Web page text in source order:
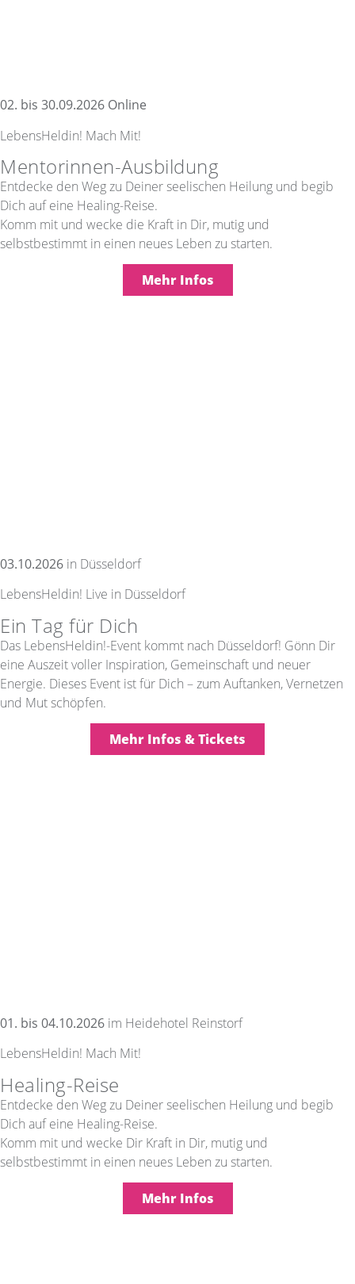
02. bis 30.09.2026 Online
LebensHeldin! Mach Mit!
Mentorinnen-Ausbildung
Entdecke den Weg zu Deiner seelischen Heilung und begib
Dich auf eine Healing-Reise.
Komm mit und wecke die Kraft in Dir, mutig und
selbstbestimmt in einen neues Leben zu starten.
Mehr Infos
03.10.2026 in Düsseldorf
LebensHeldin! Live in Düsseldorf
Ein Tag für Dich
Das LebensHeldin!-Event kommt nach Düsseldorf! Gönn Dir
eine Auszeit voller Inspiration, Gemeinschaft und neuer
Energie. Dieses Event ist für Dich – zum Auftanken, Vernetzen
und Mut schöpfen.
Mehr Infos & Tickets
01. bis 04.10.2026 im Heidehotel Reinstorf
LebensHeldin! Mach Mit!
Healing-Reise
Entdecke den Weg zu Deiner seelischen Heilung und begib
Dich auf eine Healing-Reise.
Komm mit und wecke Dir Kraft in Dir, mutig und
selbstbestimmt in einen neues Leben zu starten.
Mehr Infos